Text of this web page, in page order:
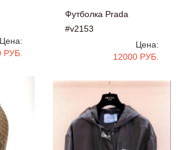
Цена:
РУБ.
Футболка Prada
#v2153
Цена:
12000 РУБ.